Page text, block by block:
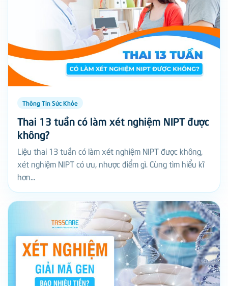
Thông Tin Sức Khỏe
Thai 13 tuần có làm xét nghiệm NIPT được
không?
Liệu thai 13 tuần có làm xét nghiệm NIPT được không,
xét nghiệm NIPT có ưu, nhược điểm gì. Cùng tìm hiểu kĩ
hơn...